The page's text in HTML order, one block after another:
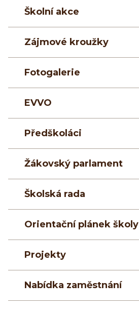
Školní akce
Zájmové kroužky
Fotogalerie
EVVO
Předškoláci
Žákovský parlament
Školská rada
Orientační plánek školy
Projekty
Nabídka zaměstnání